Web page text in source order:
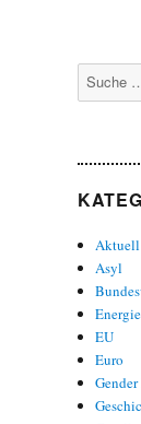
Suche
nach:
Aktuell
Asyl
Energie
EU
Euro